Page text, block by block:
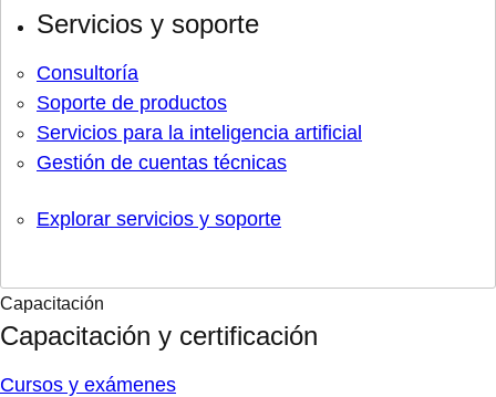
Servicios y soporte
Consultoría
Soporte de productos
Servicios para la inteligencia artificial
Gestión de cuentas técnicas
Explorar servicios y soporte
Capacitación
Capacitación y certificación
Cursos y exámenes